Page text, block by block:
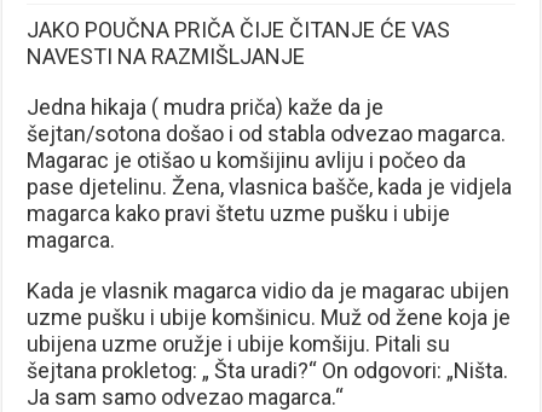
JAKO POUČNA PRIČA ČIJE ČITANJE ĆE VAS
NAVESTI NA RAZMIŠLJANJE
Jedna hikaja ( mudra priča) kaže da je
šejtan/sotona došao i od stabla odvezao magarca.
Magarac je otišao u komšijinu avliju i počeo da
pase djetelinu. Žena, vlasnica bašče, kada je vidjela
magarca kako pravi štetu uzme pušku i ubije
magarca.
Kada je vlasnik magarca vidio da je magarac ubijen
uzme pušku i ubije komšinicu. Muž od žene koja je
ubijena uzme oružje i ubije komšiju. Pitali su
šejtana prokletog: „ Šta uradi?“ On odgovori: „Ništa.
Ja sam samo odvezao magarca.“